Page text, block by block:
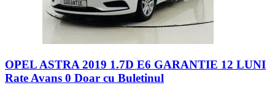
OPEL ASTRA 2019 1.7D E6 GARANTIE 12 LUNI
Rate Avans 0 Doar cu Buletinul